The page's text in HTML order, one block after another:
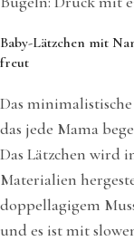
Baby-Lätzchen mit
freut
Das
das jede Mama
Das Lätzchen wird
Materialien
doppellagigem
und es ist mit